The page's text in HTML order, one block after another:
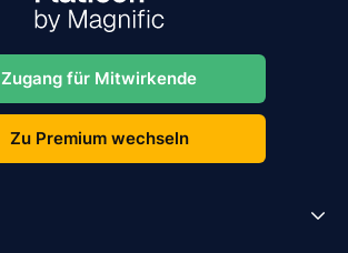
Zugang für Mitwirkende
Zu Premium wechseln